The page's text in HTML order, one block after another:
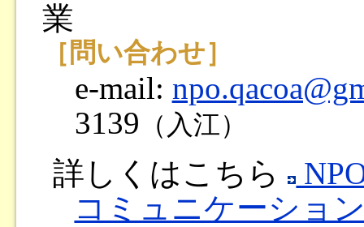
業
［問い合わせ］
e-mail:
3139 （入江）
詳しくはこちら
コミュニケーショ